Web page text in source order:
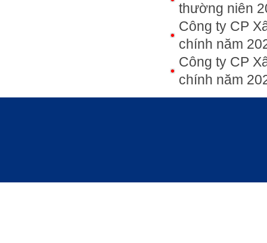
thường niên
Công ty CP
chính năm
Công ty CP
chính năm